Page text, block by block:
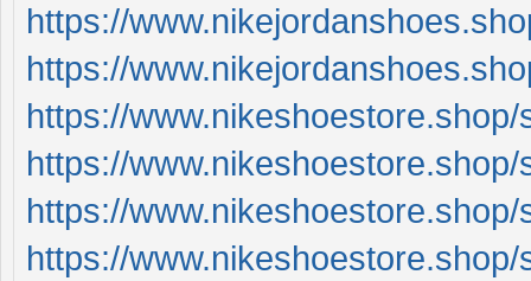
https://
https://
https://
https://
https://
https://